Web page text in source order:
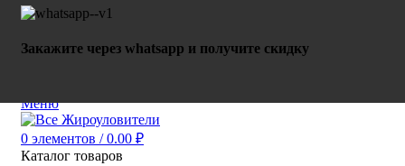
Закажите через whatsapp и получите скидку
Меню
0 элементов / 0.00 ₽
Каталог товаров